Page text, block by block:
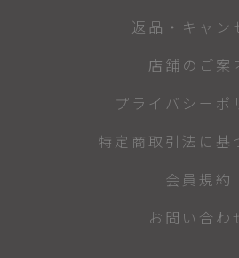
返品・キャン
店舗のご案
プライバシーポ
特定商取引法に基
会員規約
お問い合わ